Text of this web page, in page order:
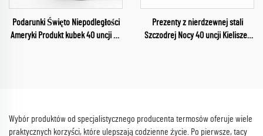
Podarunki Święto Niepodległości
Ameryki Produkt kubek 40 uncji na
Prezenty z nierdzewnej stali
Szczodrej Nocy 40 uncji Kieliszek
Wybór produktów od specjalistycznego producenta termosów oferuje wiele
praktycznych korzyści, które ulepszają codzienne życie. Po pierwsze, tacy